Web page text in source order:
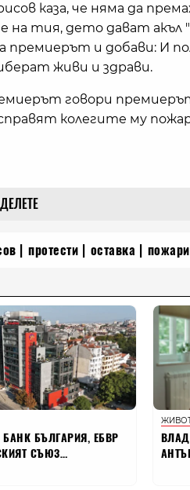
каза, че няма да
на тия, дето дават
премиерът и добави: И
живи и здрави.
говори
колегите му
протести оставка пожари